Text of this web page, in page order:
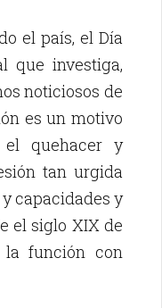
el país, el Día
que investiga,
noticiosos de
es un motivo
quehacer y
tan urgida
capacidades y
el siglo XIX de
la función con